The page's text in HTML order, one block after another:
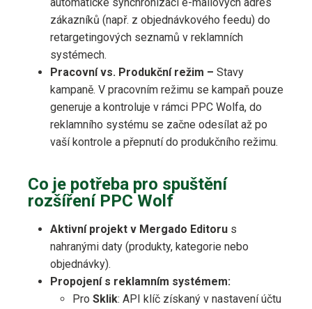
zákazníků (např. z objednávkového feedu) do
retargetingových seznamů v reklamních
systémech.
Pracovní vs. Produkční režim – Stavy
kampaně. V pracovním režimu se kampaň pouze
generuje a kontroluje v rámci PPC Wolfa, do
reklamního systému se začne odesílat až po
vaší kontrole a přepnutí do produkčního režimu.
Co je potřeba pro spuštění
rozšíření PPC Wolf
Aktivní projekt v Mergado Editoru s
nahranými daty (produkty, kategorie nebo
objednávky).
Propojení s reklamním systémem:
Pro Sklik: API klíč získaný v nastavení účtu